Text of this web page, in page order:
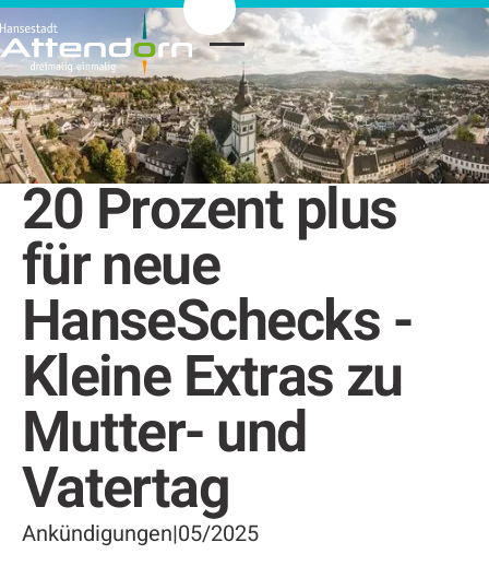
20 Prozent plus
für neue
HanseSchecks -
Kleine Extras zu
Mutter- und
Vatertag
Ankündigungen|05/2025